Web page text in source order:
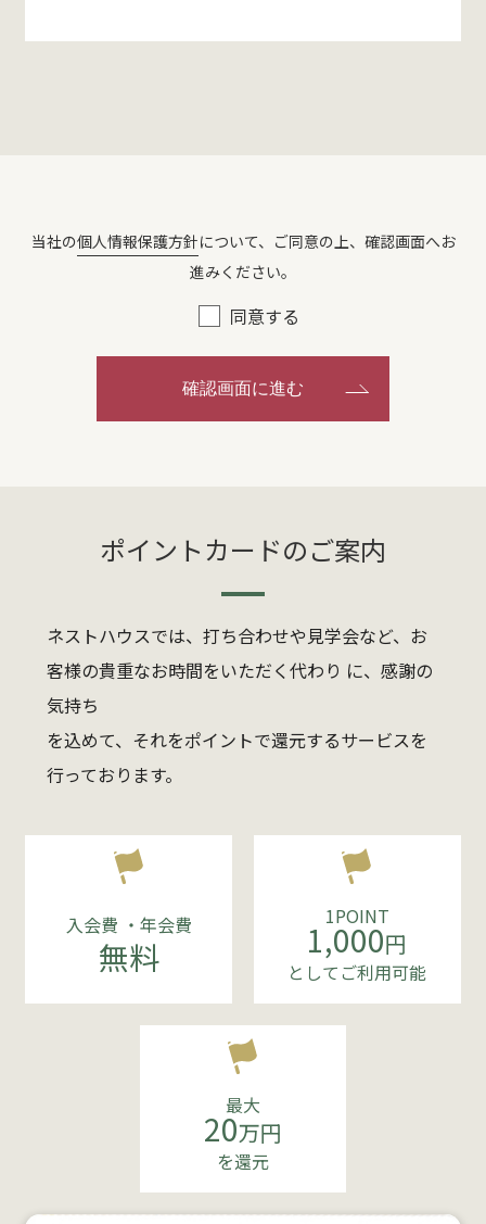
当社の個人情報保護方針について、ご同意の上、確認画面へお
進みください。
同意する
確認画面に進む
ポイントカードのご案内
ネストハウスでは、打ち合わせや見学会など、お
客様の貴重なお時間をいただく代わり に、感謝の
気持ち
を込めて、それをポイントで還元するサービスを
行っております。
入会費 ・年会費
無料
1POINT
1,000円
としてご利用可能
最大
20万円
を還元